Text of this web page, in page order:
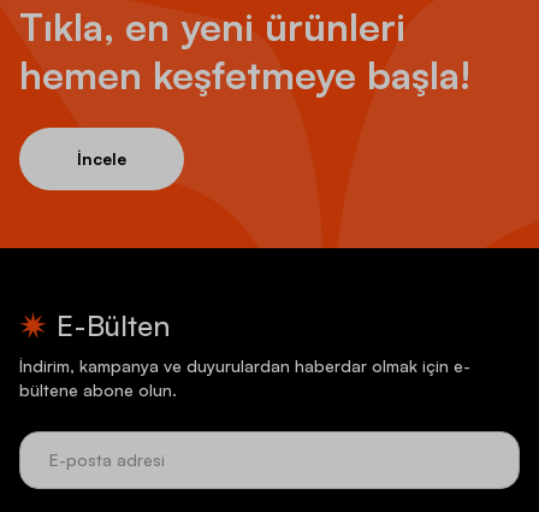
Tıkla, en yeni ürünleri
hemen keşfetmeye başla!
İncele
E-Bülten
İndirim, kampanya ve duyurulardan haberdar olmak için e-
bültene abone olun.